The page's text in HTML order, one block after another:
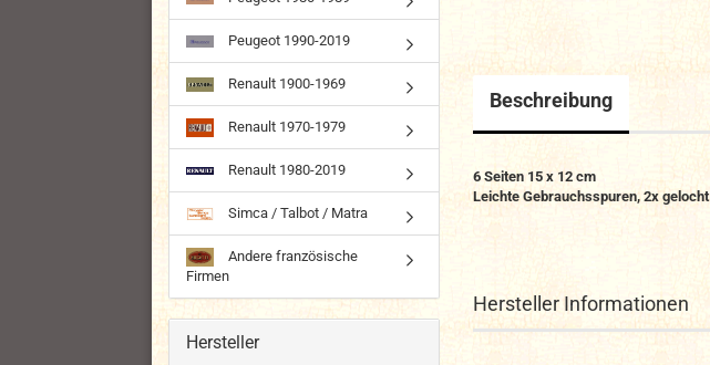
Beschreibung
6 Seiten 15 x 12 cm
Leichte Gebrauchsspuren, 2x gelocht
Hersteller Informationen
Peugeot 1990-2019
Renault 1900-1969
Renault 1970-1979
Renault 1980-2019
Simca / Talbot / Matra
Andere französische
Firmen
Hersteller